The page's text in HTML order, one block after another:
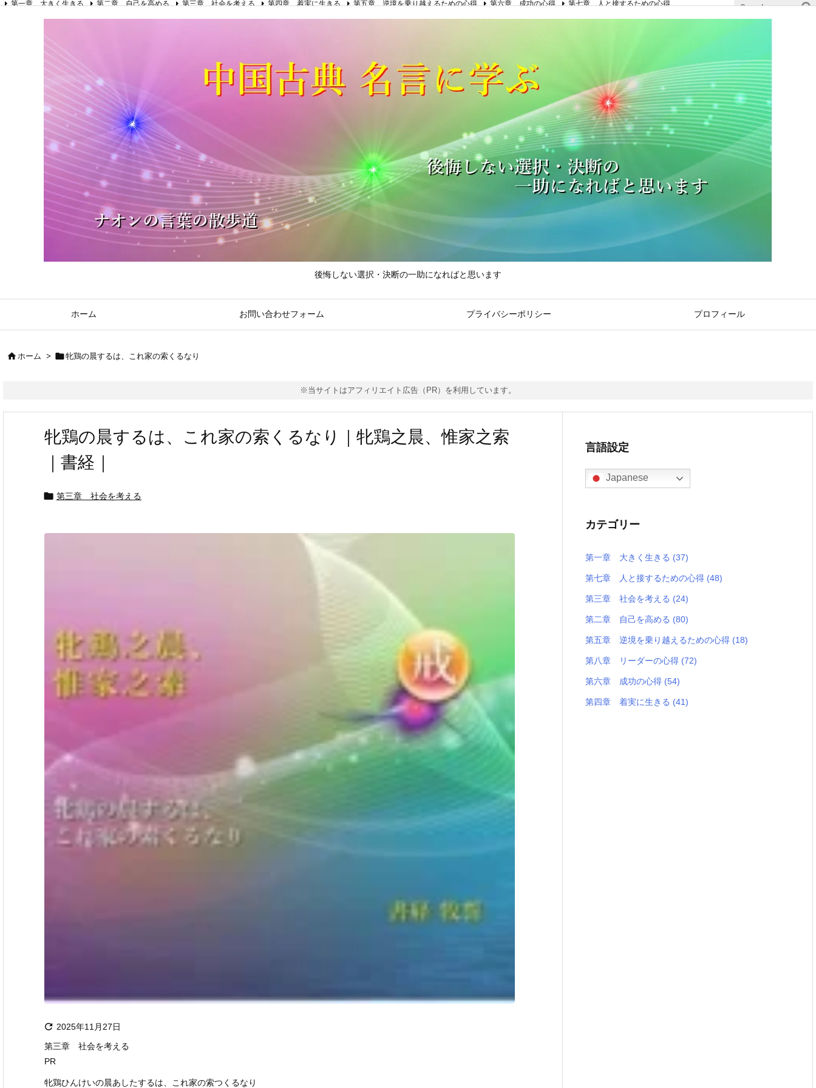
後悔しない選択・決断の一助になればと思います
ホーム お問い合わせフォーム プライバシーポリシー プロフィール
第一章 大きく生きる 第二章 自己を高める 第三章 社会を考える 第四章 着実に生きる 第五章 逆境を乗り越えるための心得 第六章 成功の心得
第七章 人と接するための心得
ホーム > 牝鶏の晨するは、これ家の索くるなり
※当サイトはアフィリエイト広告（PR）を利用しています。
牝鶏の晨するは、これ家の索くるなり｜牝鶏之晨、惟家之索
｜書経｜
 第三章 社会を考える
 2025年11月27日
第三章 社会を考える
PR
牝鶏ひんけいの晨あしたするは、これ家の索つくるなり
言語設定
Japanese
カテゴリー
第一章 大きく生きる (37)
第七章 人と接するための心得 (48)
第三章 社会を考える (24)
第二章 自己を高める (80)
第五章 逆境を乗り越えるための心得 (18)
第八章 リーダーの心得 (72)
第六章 成功の心得 (54)
第四章 着実に生きる (41)